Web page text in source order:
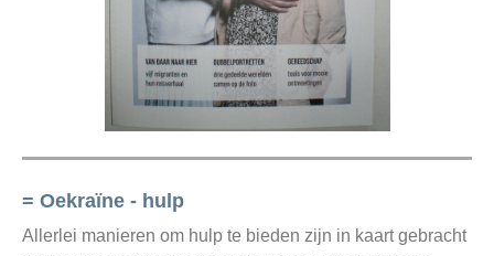
= Oekraïne - hulp
Allerlei manieren om hulp te bieden zijn in kaart gebracht